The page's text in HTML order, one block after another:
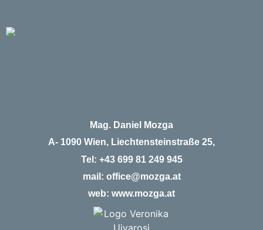
Mag. Daniel Mozga
A- 1090 Wien, Liechtensteinstraße 25,
Tel: +43 699 81 249 945
mail: office@mozga.at
web: www.mozga.at